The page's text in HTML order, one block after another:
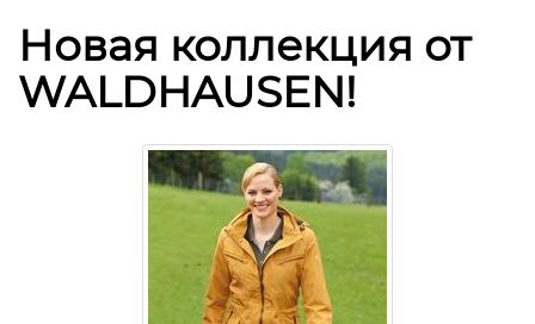
Новая коллекция от
WALDHAUSEN!